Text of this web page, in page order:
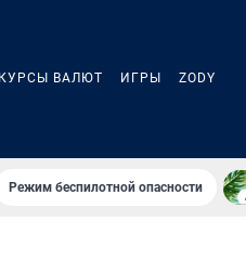
ВАЛЮТ ИГРЫ ZODY
Режим беспилотной опасности